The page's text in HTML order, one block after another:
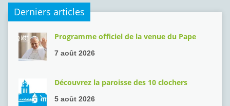
Derniers articles
Programme officiel de la venue du Pape
7 août 2026
Découvrez la paroisse des 10 clochers
5 août 2026